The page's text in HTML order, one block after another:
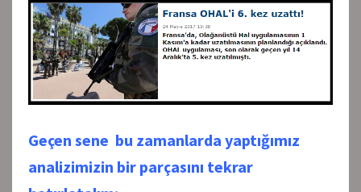
Geçen sene bu zamanlarda yaptığımız
analizimizin bir parçasını tekrar